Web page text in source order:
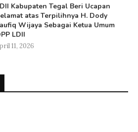
Kabupaten Tegal Beri Ucapan
atas Terpilihnya H. Dody
Wijaya Sebagai Ketua Umum
LDII
11, 2026